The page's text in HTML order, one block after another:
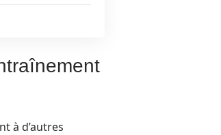
à d’autres